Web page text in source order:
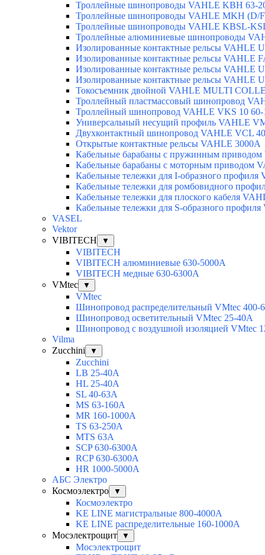
Троллейные шинопроводы VAHLE KBH 63-
Троллейные шинопроводы VAHLE MKH (D/
Троллейные шинопроводы VAHLE KBSL-
Троллейные алюминиевые шинопроводы
Изолированные контактные рельсы VAHLE
Изолированные контактные рельсы VAHLE
Изолированные контактные рельсы VAHLE
Изолированные контактные рельсы VAHLE
Токосъемник двойной VAHLE MULTI
Троллейный пластмассовый шинопровод
Троллейный шинопровод VAHLE VKS 10
Универсальный несущий профиль VAHLE
Двухконтактный шинопровод VAHLE VCL
Открытые контактные рельсы VAHLE 3000А
Кабельные барабаны с пружинным
Кабельные барабаны с моторным приводом
Кабельные тележки для I-образного профиля
Кабельные тележки для ромбовидного
Кабельные тележки для плоского кабеля
Кабельные тележки для S-образного
VASEL
Vektor
VIBITECH
▼
VIBITECH
VIBITECH алюминиевые 630-5000А
VIBITECH медные 630-6300А
VMtec
▼
VMtec
Шинопровод распределительный VMtec 400-
Шинопровод осветительный VMtec 25-40А
Шинопровод с воздушной изоляцией VMtec
Vilma
Zucchini
▼
Zucchini
LB 25-40A
HL 25-40A
SL 40-63A
MS 63-160A
MR 160-1000A
TS 63-250A
MTS 63A
SCP 630-6300A
RCP 630-6300A
HR 1000-5000A
АБС Электро
Космоэлектро
▼
Космоэлектро
KE LINE магистральные 800-4000А
KE LINE распределительные 160-1000А
Мосэлектрощит
▼
Мосэлектрощит